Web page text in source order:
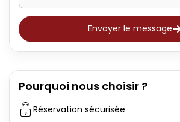
Envoyer le message
Pourquoi nous choisir ?
Réservation sécurisée